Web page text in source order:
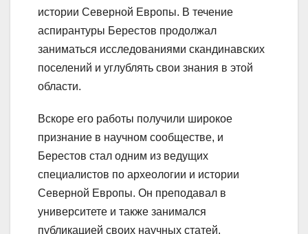
истории Северной Европы. В течение
аспирантуры Берестов продолжал
заниматься исследованиями скандинавских
поселений и углублять свои знания в этой
области.
Вскоре его работы получили широкое
признание в научном сообществе, и
Берестов стал одним из ведущих
специалистов по археологии и истории
Северной Европы. Он преподавал в
университете и также занимался
публикацией своих научных статей.